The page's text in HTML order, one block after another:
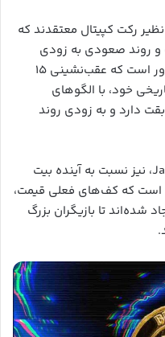
رکت کپیتال معتقدند که
و روند صعودی به زودی
بازخواهد گشت. رکت کپیتال بر این باور است که عقب‌نشینی ۱۵
خود، با الگوهای
دارد و به زودی روند
در نهایت، سامسون مو، مدیرعامل Jan3، نیز نسبت به آینده بیت
است که کف‌های فعلی قیمت،
شده‌اند تا بازیگران بزرگ